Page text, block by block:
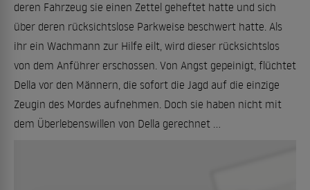
deren Fahrzeug sie einen Zettel geheftet hatte und sich
über deren rücksichtslose Parkweise beschwert hatte. Als
ihr ein Wachmann zur Hilfe eilt, wird dieser rücksichtslos
von dem Anführer erschossen. Von Angst gepeinigt, flüchtet
Della vor den Männern, die sofort die Jagd auf die einzige
Zeugin des Mordes aufnehmen. Doch sie haben nicht mit
dem Überlebenswillen von Della gerechnet ...